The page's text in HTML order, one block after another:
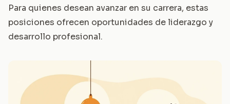
Para quienes desean avanzar en su carrera, estas
posiciones ofrecen oportunidades de liderazgo y
desarrollo profesional.